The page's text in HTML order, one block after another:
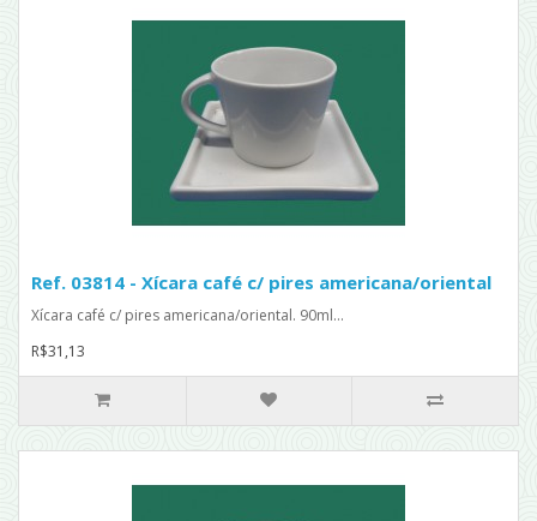
Ref. 03814 - Xícara café c/ pires americana/oriental
Xícara café c/ pires americana/oriental. 90ml...
R$31,13